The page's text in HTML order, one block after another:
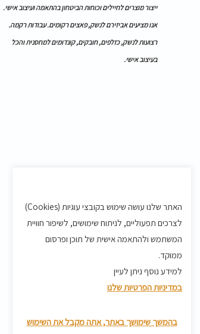
ייצור מוצרים לחיילים וכוחות הביטחון בהתאמה ועיצוב אישי.
אנו מציעים אביזירם לנשק, פאצים רקומים. עבודות רקמה.
רצועות לנשק, כזלפים, חובקים, קונדומים למחסנית והכל
בעיצוב אישי.
האתר שלנו עושה שימוש בקובצי עוגיות (Cookies)
לצרכים תפעוליים, לניתוח שימושים, לשיפור חוויית
המשתמש ולהתאמה אישית של תוכן ופרסום
ממוקד.
למידע נוסף ניתן לעיין
במדיניות הפרטיות שלנו
בהמשך שימושך באתר, אתה מקבל את השימוש